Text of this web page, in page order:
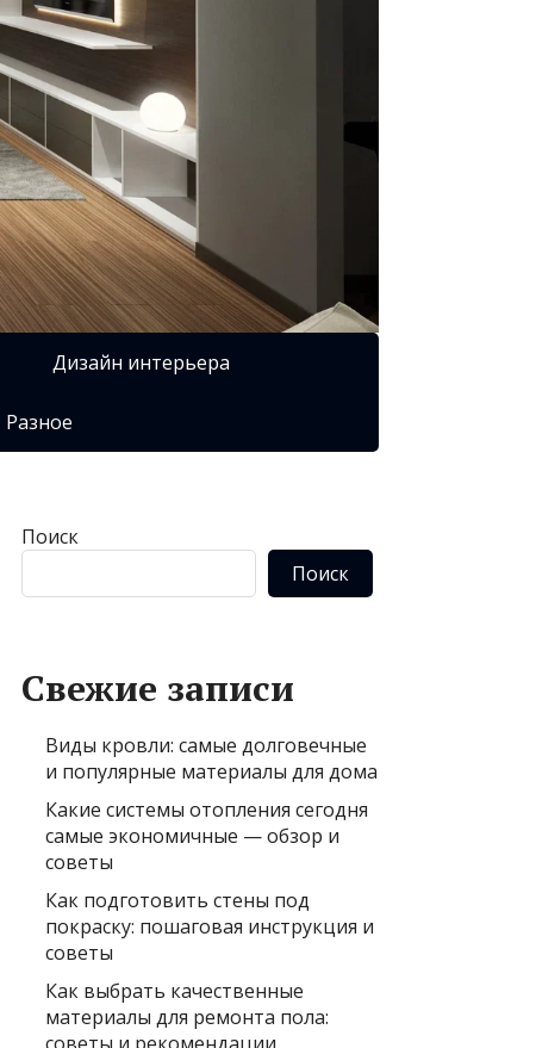
Дизайн интерьера
Разное
Поиск
Поиск
Свежие записи
Виды кровли: самые долговечные
и популярные материалы для дома
Какие системы отопления сегодня
самые экономичные — обзор и
советы
Как подготовить стены под
покраску: пошаговая инструкция и
советы
Как выбрать качественные
материалы для ремонта пола: